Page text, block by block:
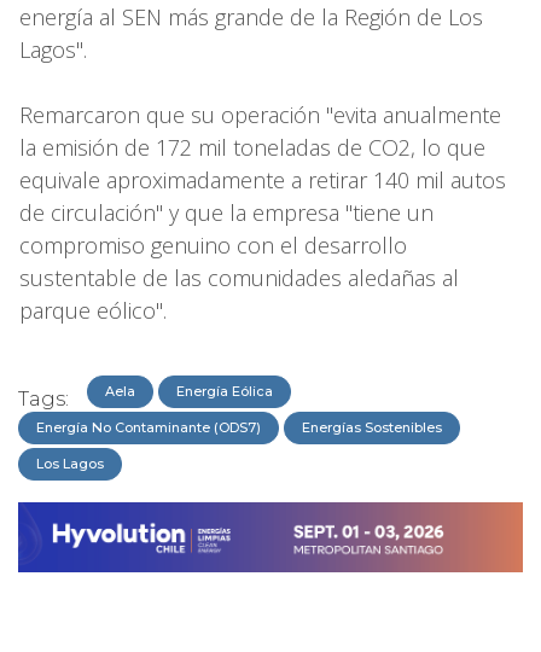
energía al SEN más grande de la Región de Los
Lagos".
Remarcaron que su operación "evita anualmente
la emisión de 172 mil toneladas de CO2, lo que
equivale aproximadamente a retirar 140 mil autos
de circulación" y que la empresa "tiene un
compromiso genuino con el desarrollo
sustentable de las comunidades aledañas al
parque eólico".
Tags: Aela Energía Eólica
Energía No Contaminante (ODS7) Energías Sostenibles
Los Lagos